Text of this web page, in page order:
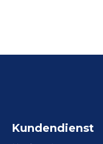
Kundendienst